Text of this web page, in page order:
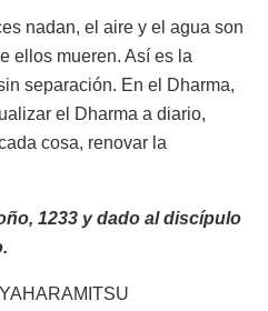
nadan, el aire y el agua son
ellos mueren. Así es la
separación. En el Dharma,
el Dharma a diario,
cosa, renovar la
1233 y dado al discípulo